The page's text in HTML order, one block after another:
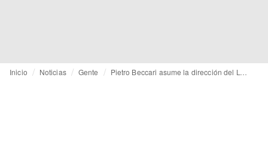
Inicio Noticias Gente